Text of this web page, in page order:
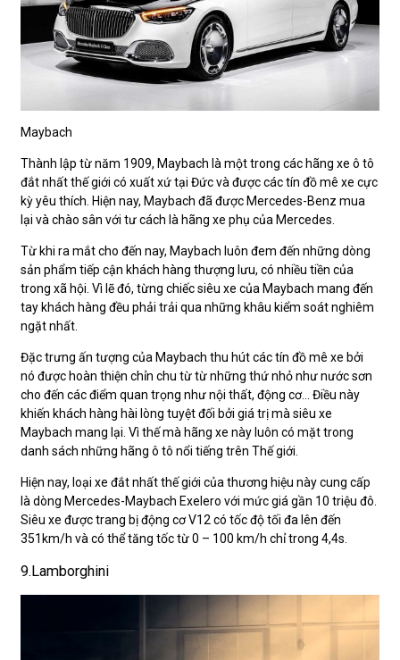
Maybach
Thành lập từ năm 1909, Maybach là một trong các hãng xe ô tô
đắt nhất thế giới có xuất xứ tại Đức và được các tín đồ mê xe cực
kỳ yêu thích. Hiện nay, Maybach đã được Mercedes-Benz mua
lại và chào sân với tư cách là hãng xe phụ của Mercedes.
Từ khi ra mắt cho đến nay, Maybach luôn đem đến những dòng
sản phẩm tiếp cận khách hàng thượng lưu, có nhiều tiền của
trong xã hội. Vì lẽ đó, từng chiếc siêu xe của Maybach mang đến
tay khách hàng đều phải trải qua những khâu kiểm soát nghiêm
ngặt nhất.
Đặc trưng ấn tượng của Maybach thu hút các tín đồ mê xe bởi
nó được hoàn thiện chỉn chu từ từ những thứ nhỏ như nước sơn
cho đến các điểm quan trọng như nội thất, động cơ… Điều này
khiến khách hàng hài lòng tuyệt đối bởi giá trị mà siêu xe
Maybach mang lại. Vì thế mà hãng xe này luôn có mặt trong
danh sách những hãng ô tô nổi tiếng trên Thế giới.
Hiện nay, loại xe đắt nhất thế giới của thương hiệu này cung cấp
là dòng Mercedes-Maybach Exelero với mức giá gần 10 triệu đô.
Siêu xe được trang bị động cơ V12 có tốc độ tối đa lên đến
351km/h và có thể tăng tốc từ 0 – 100 km/h chỉ trong 4,4s.
9.Lamborghini